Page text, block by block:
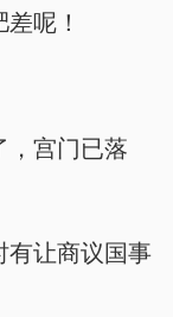
呢！
，宫门已落
有让商议国事